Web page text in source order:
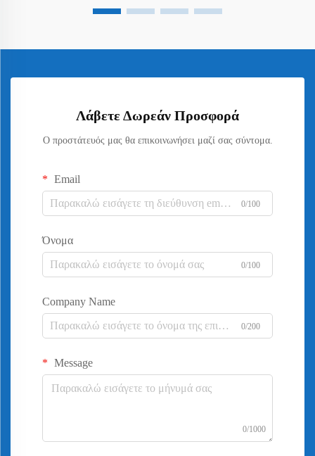
Λάβετε Δωρεάν Προσφορά
Ο προστάτευός μας θα επικοινωνήσει μαζί σας σύντομα.
Email
0/100
Όνομα
0/100
Company Name
0/200
Message
0/1000